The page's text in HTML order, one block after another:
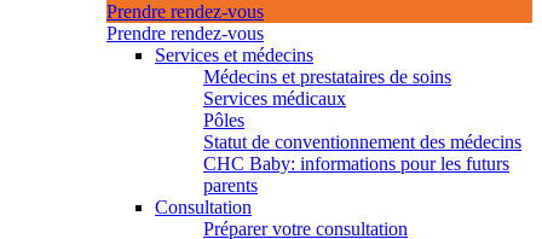
Prendre rendez-vous
Prendre rendez-vous
Services et médecins
Médecins et prestataires de soins
Services médicaux
Pôles
Statut de conventionnement des médecins
CHC Baby: informations pour les futurs
parents
Consultation
Préparer votre consultation